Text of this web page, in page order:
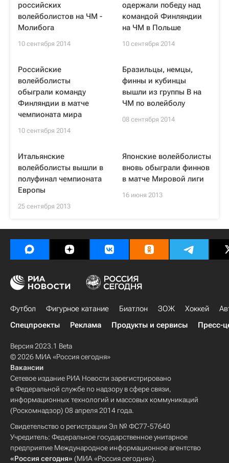
российских
волейболистов на ЧМ -
Молибога
10 сентября 2014
одержали победу над
командой Финляндии
на ЧМ в Польше
10 сентября 2014
Российские
волейболисты
обыграли команду
Финляндии в матче
чемпионата мира
10 сентября 2014
Бразильцы, немцы,
финны и кубинцы
вышли из группы B на
ЧМ по волейболу
08 сентября 2014
Итальянские
волейболисты вышли в
полуфинал чемпионата
Европы
25 сентября 2013
Японские волейболисты
вновь обыграли финнов
в матче Мировой лиги
16 июня 2013
Футбол Фигурное катание Биатлон ЗОЖ Хоккей
Спецпроекты
Реклама Продукты и сервисы Пресс-
Версия 2023.1 Beta
© 2026 МИА «Россия сегодня»
Вакансии
Сетевое издание РИА Новости зарегистрировано
в Федеральной службе по надзору в сфере связи,
информационных технологий и массовых коммуникаций
(Роскомнадзор) 08 апреля 2014 года.
Свидетельство о регистрации Эл № ФС77-57640
Учредитель: Федеральное государственное унитарное
предприятие Международное информационное агентство
«Россия сегодня» (МИА «Россия сегодня»).